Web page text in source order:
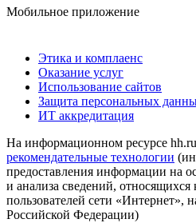
Мобильное приложение
Этика и комплаенс
Оказание услуг
Использование сайтов
Защита персональных
ИТ аккредитация
На информационном ресурсе hh.ru
рекомендательные технологии
предоставления информации на
и анализа сведений,
пользователей сети «Интернет»,
Российской Федерации)